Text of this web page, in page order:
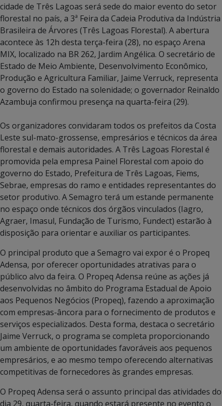
cidade de Três Lagoas será sede do maior evento do setor
florestal no país, a 3ª Feira da Cadeia Produtiva da Indústria
Brasileira de Árvores (Três Lagoas Florestal). A abertura
acontece às 12h desta terça-feira (28), no espaço Arena
MIX, localizado na BR 262, Jardim Angélica. O secretário de
Estado de Meio Ambiente, Desenvolvimento Econômico,
Produção e Agricultura Familiar, Jaime Verruck, representa
o governo do Estado na solenidade; o governador Reinaldo
Azambuja confirmou presença na quarta-feira (29).
Os organizadores convidaram todos os prefeitos da Costa
Leste sul-mato-grossense, empresários e técnicos da área
florestal e demais autoridades. A Três Lagoas Florestal é
promovida pela empresa Painel Florestal com apoio do
governo do Estado, Prefeitura de Três Lagoas, Fiems,
Sebrae, empresas do ramo e entidades representantes do
setor produtivo. A Semagro terá um estande permanente
no espaço onde técnicos dos órgãos vinculados (Iagro,
Agraer, Imasul, Fundação de Turismo, Fundect) estarão à
disposição para orientar e auxiliar os participantes.
O principal produto que a Semagro vai expor é o Propeq
Adensa, por oferecer oportunidades atrativas para o
público alvo da feira. O Propeq Adensa reúne as ações já
desenvolvidas no âmbito do Programa Estadual de Apoio
aos Pequenos Negócios (Propeq), fazendo a aproximação
com empresas-âncora para o fornecimento de produtos e
serviços especializados. Desta forma, destaca o secretário
Jaime Verruck, o programa se completa proporcionando
um ambiente de oportunidades favoráveis aos pequenos
empresários, e ao mesmo tempo oferecendo alternativas
competitivas de fornecedores às grandes empresas.
O Propeq Adensa será o assunto principal das atividades do
dia 29, quarta-feira, quando estará presente no evento o